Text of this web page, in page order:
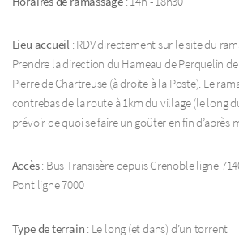
Lieu accueil : RDV directement sur le site du
Prendre la direction du Hameau de Perquelin
Pierre de Chartreuse (à droite à la Poste). Le
contrebas de la route à 1km du village (le long
prévoir de quoi se faire un goûter en fin d’après
Accès: Bus Transisère depuis Grenoble ligne
Pont ligne 7000
Type de terrain : Le long (et dans) d’un torrent